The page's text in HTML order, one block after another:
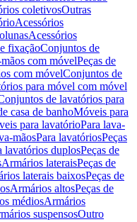
coletivosOutras
Acessórios
Acessórios
fixaçãoConjuntos de
com móvelPeças de
com móvelConjuntos de
para móvel com móvel
de lavatórios para
casa de banhoMóveis para
para lavatórioPara lava-
mãosPara lavatóriosPeças
lavatórios duplosPeças de
Armários lateraisPeças de
laterais baixosPeças de
Armários altosPeças de
médiosArmários
suspensosOutro